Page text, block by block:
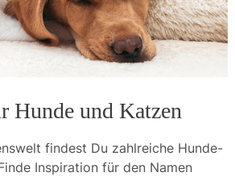
Hunde und Katzen
findest Du zahlreiche Hunde-
Inspiration für den Namen